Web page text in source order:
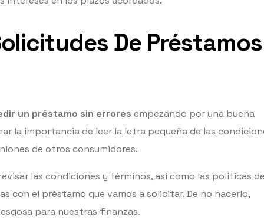
De Préstamos
un préstamo sin errores empezando por una buena
la importancia de leer la letra pequeña de las
de otros consumidores.
las condiciones y términos, así como las políticas
con el préstamo que vamos a solicitar. De no hacerlo,
para nuestras finanzas.